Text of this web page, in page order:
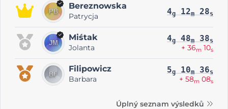
Bereznowska
Patrycja 4g 12m 28s
Miśtak
Jolanta
4g 48m 38s
+ 36m 10s
Filipowicz
Barbara
5g 10m 36s
+ 58m 08s
Úplný seznam výsledků